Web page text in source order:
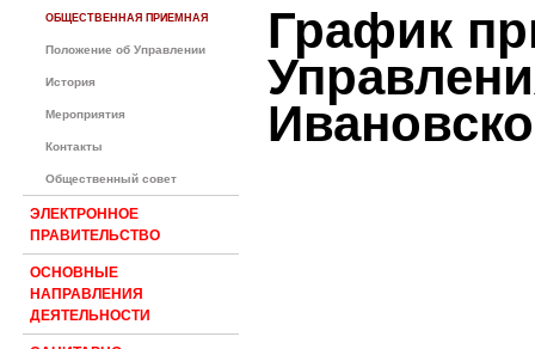
ОБЩЕСТВЕННАЯ ПРИЕМНАЯ
Положение об Управлении
История
Мероприятия
Контакты
Общественный совет
ЭЛЕКТРОННОЕ
ПРАВИТЕЛЬСТВО
ОСНОВНЫЕ
НАПРАВЛЕНИЯ
ДЕЯТЕЛЬНОСТИ
График